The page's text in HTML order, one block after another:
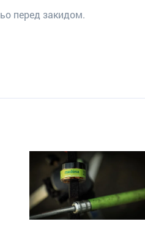
перед закидом.